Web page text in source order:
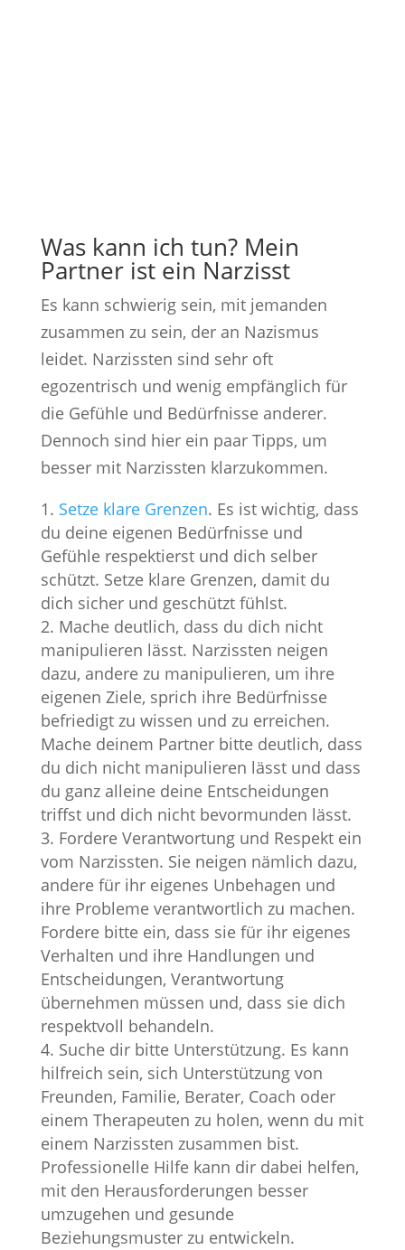
Was kann ich tun? Mein
Partner ist ein Narzisst
Es kann schwierig sein, mit jemanden
zusammen zu sein, der an Nazismus
leidet. Narzissten sind sehr oft
egozentrisch und wenig empfänglich für
die Gefühle und Bedürfnisse anderer.
Dennoch sind hier ein paar Tipps, um
besser mit Narzissten klarzukommen.
Setze klare Grenzen. Es ist wichtig, dass
du deine eigenen Bedürfnisse und
Gefühle respektierst und dich selber
schützt. Setze klare Grenzen, damit du
dich sicher und geschützt fühlst.
Mache deutlich, dass du dich nicht
manipulieren lässt. Narzissten neigen
dazu, andere zu manipulieren, um ihre
eigenen Ziele, sprich ihre Bedürfnisse
befriedigt zu wissen und zu erreichen.
Mache deinem Partner bitte deutlich, dass
du dich nicht manipulieren lässt und dass
du ganz alleine deine Entscheidungen
triffst und dich nicht bevormunden lässt.
Fordere Verantwortung und Respekt ein
vom Narzissten. Sie neigen nämlich dazu,
andere für ihr eigenes Unbehagen und
ihre Probleme verantwortlich zu machen.
Fordere bitte ein, dass sie für ihr eigenes
Verhalten und ihre Handlungen und
Entscheidungen, Verantwortung
übernehmen müssen und, dass sie dich
respektvoll behandeln.
Suche dir bitte Unterstützung. Es kann
hilfreich sein, sich Unterstützung von
Freunden, Familie, Berater, Coach oder
einem Therapeuten zu holen, wenn du mit
einem Narzissten zusammen bist.
Professionelle Hilfe kann dir dabei helfen,
mit den Herausforderungen besser
umzugehen und gesunde
Beziehungsmuster zu entwickeln.